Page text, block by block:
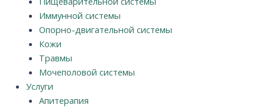
Иммунной системы
Опорно-двигательной системы
Кожи
Травмы
Мочеполовой системы
Услуги
Апитерапия